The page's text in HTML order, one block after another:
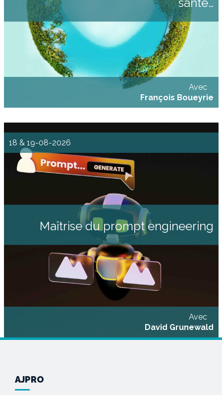
Avec
François Boueyrie
concrets et proches de notre quotidien, grâce à l’éclairage d’expert.es qui
proposeront chacun.e une synthèse sur leur thématique : Environnement &
Santé (impacts des dérèglements, pollution…) avec Céline Bertrand, [...]
18 & 19-08-2026
Maîtrise du prompt engineering
Avec
David Grunewald
Maîtrise du prompt engineering et des outils IA L'IA pour optimiser le travail
des journalistes au quotidien DESCRIPTIF Vous souhaitez organiser l’usage
de l’IA pour enrichir votre travail au quotidien et votre processus d’écriture ?
Nous vous proposons cette formation articulée autour de deux modules :
Module 1 Acculturation et appropriation des outils de l’IA [...]
AJPRO